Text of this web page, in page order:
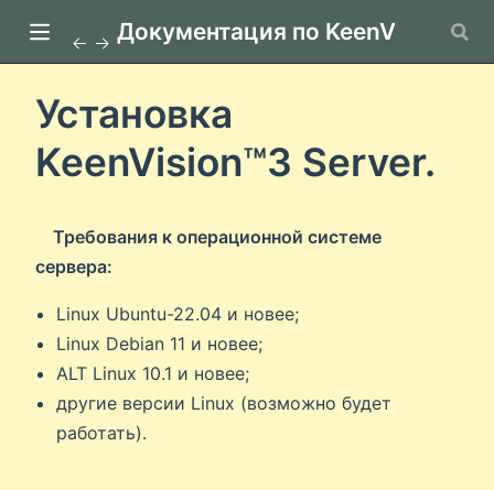
Установка
KeenVision™️3 Server.
Требования к операционной системе
сервера:
Linux Ubuntu-22.04 и новее;
Linux Debian 11 и новее;
ALT Linux 10.1 и новее;
другие версии Linux (возможно будет
работать).